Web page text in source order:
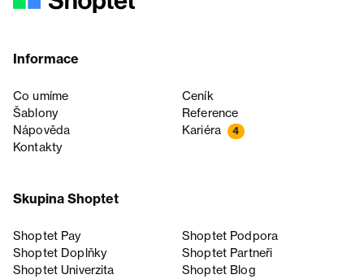
Informace
Co umíme
Ceník
Šablony
Reference
Nápověda
Kariéra 4
Kontakty
Skupina Shoptet
Shoptet Pay
Shoptet Podpora
Shoptet Doplňky
Shoptet Partneři
Shoptet Univerzita
Shoptet Blog